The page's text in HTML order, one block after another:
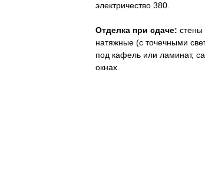
электричество 380.
Отделка при сдаче: стены
натяжные (с точечными
под кафель или ламинат,
окнах